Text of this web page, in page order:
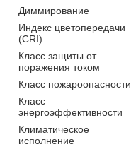
Диммирование
Индекс цветопередачи
(CRI)
Класс защиты от
поражения током
Класс пожароопасности
Класс
энергоэффективности
Климатическое
исполнение